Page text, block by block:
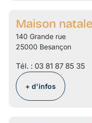
Maison
140 Grande rue
25000 Besançon
Tél. : 03 81 87 85 35
+ d'infos